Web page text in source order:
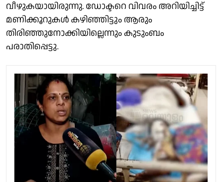
വീഴുകയായിരുന്നു. ഡോക്ടറെ വിവരം അറിയിച്ചിട്ട്
മണിക്കൂറുകൾ കഴിഞ്ഞിട്ടും ആരും
തിരിഞ്ഞുനോക്കിയില്ലെന്നും കുടുംബം
പരാതിപ്പെട്ടു.